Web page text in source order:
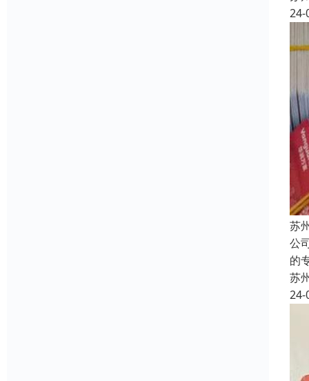
24-
苏
公
的
苏
24-